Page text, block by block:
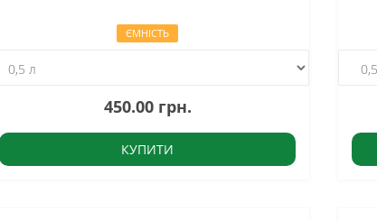
ЄМНІСТЬ
450.00 грн.
КУПИТИ